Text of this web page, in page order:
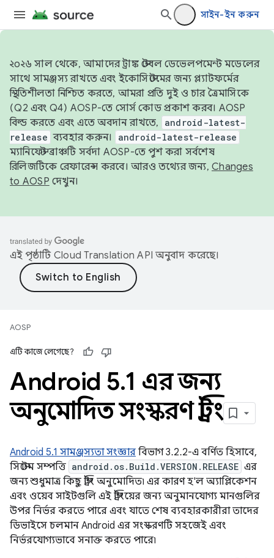
সাইন-ইন করুন
২০২৬ সাল থেকে, আমাদের ট্রাঙ্ক স্টেবল ডেভেলপমেন্ট মডেলের
সাথে সামঞ্জস্য রাখতে এবং ইকোসিস্টেমের জন্য প্ল্যাটফর্মের
স্থিতিশীলতা নিশ্চিত করতে, আমরা প্রতি দুই ও চার ত্রৈমাসিকে
(Q2 এবং Q4) AOSP-তে সোর্স কোড প্রকাশ করব। AOSP
বিল্ড করতে এবং এতে অবদান রাখতে,
android-latest-
release ব্যবহার করুন। android-latest-release
ম্যানিফেস্ট ব্রাঞ্চটি সর্বদা AOSP-তে পুশ করা সর্বশেষ
রিলিজটিকে রেফারেন্স করবে। আরও তথ্যের জন্য, Changes
to AOSP দেখুন।
এই পৃষ্ঠাটি Cloud Translation API অনুবাদ করেছে।
AOSP
এটি কাজে লেগেছে?
Android 5.1 এর জন্য
অনুমোদিত সংস্করণ স্ট্রিং
Android 5.1 সামঞ্জস্যতা সংজ্ঞার বিভাগ 3.2.2-এ বর্ণিত হিসাবে,
সিস্টেম সম্পত্তি android.os.Build.VERSION.RELEASE এর
জন্য শুধুমাত্র কিছু স্ট্রিং অনুমোদিত৷ এর কারণ হ'ল অ্যাপ্লিকেশন
এবং ওয়েব সাইটগুলি এই স্ট্রিংয়ের জন্য অনুমানযোগ্য মানগুলির
উপর নির্ভর করতে পারে এবং যাতে শেষ ব্যবহারকারীরা তাদের
ডিভাইসে চলমান Android এর সংস্করণটি সহজেই এবং
নির্ভরযোগ্যভাবে সনাক্ত করতে পারে৷